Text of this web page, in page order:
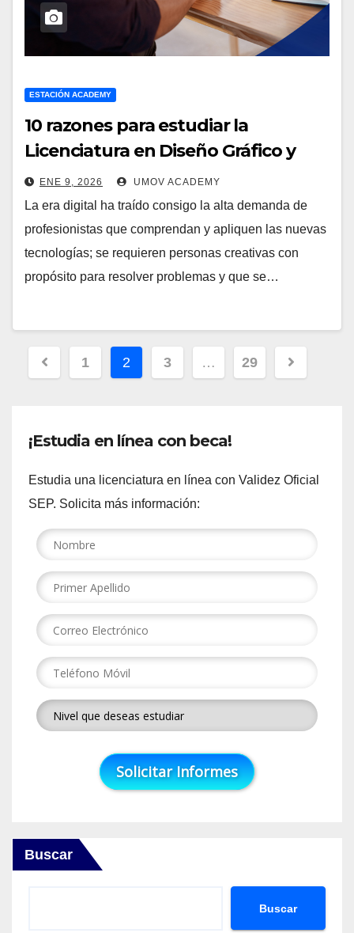
ESTACIÓN ACADEMY
10 razones para estudiar la
Licenciatura en Diseño Gráfico y
Comunicación Visual
ENE 9, 2026 UMOV ACADEMY
La era digital ha traído consigo la alta demanda de
profesionistas que comprendan y apliquen las nuevas
tecnologías; se requieren personas creativas con
propósito para resolver problemas y que se…
Paginación
entradas
1 2 3 … 29
¡Estudia en línea con beca!
Estudia una licenciatura en línea con Validez Oficial
SEP. Solicita más información:
Buscar
Buscar